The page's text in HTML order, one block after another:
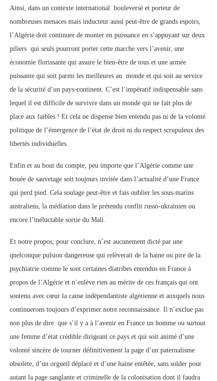
Ainsi, dans un contexte international bouleversé et porteur de
nombreuses menaces mais inducteur aussi peut-être de grands espoirs,
l’Algérie doit continuer de monter en puissance en s’appuyant sur deux
piliers qui seuls pourront porter cette marche vers l’avenir, une
économie florissante qui assure le bien-être de tous et une armée
puissante qui soit parmi les meilleures au monde et qui soit au service
de la sécurité d’un pays-continent. C’est l’impératif indispensable sans
lequel il est difficile de survivre dans un monde qui ne fait plus de
place aux faibles ! Et cela ne dispense bien entendu pas ni de la volonté
politique de l’émergence de l’état de droit ni du respect scrupuleux des
libertés individuelles.
Enfin et au bout du compte, peu importe que l’Algérie comme une
bouée de sauvetage soit toujours invitée dans l’actualité d’une France
qui perd pied. Cela soulage peut-être et fais oublier les sous-marins
australiens, la médiation dans le prétendu conflit russo-ukrainien ou
encore l’inéluctable sortie du Mali.
Et notre propos, pour conclure, n’est aucunement dicté par une
quelconque pulsion dangereuse qui relèverait de la haine ou pire de la
psychiatrie comme le sont certaines diatribes entendus en France à
propos de l’Algérie et n’enlève rien au mérite de ces français qui ont
soutenu avec cœur la cause indépendantiste algérienne et auxquels nous
continuerons toujours d’exprimer notre reconnaissance. Il n’exclue pas
non plus de dire que s’il y a à l’avenir en France un homme ou surtout
une femme d’état crédible dirigeant ce pays et qui soit animé d’une
volonté sincère de tourner définitivement la page d’un paternalisme
obsolète, d’un orgueil déplacé et d’une haine entêtée, sans solder pour
autant la page sanglante et criminelle de la colonisation dont il faudra